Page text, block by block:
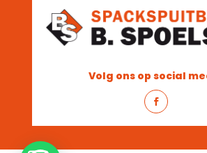
Volg ons op social